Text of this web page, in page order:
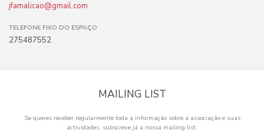
jfamalicao@gmail.com
TELEFONE FIXO DO ESPAÇO
275487552
MAILING LIST
Se queres receber regularmente toda a informação sobre a associação e suas
actividades, subscreve já a nossa mailing list.